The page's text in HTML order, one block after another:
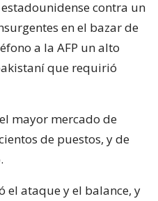
estadounidense contra un
en el bazar de
a la AFP un alto
que requirió
mayor mercado de
de puestos, y de
el ataque y el balance, y